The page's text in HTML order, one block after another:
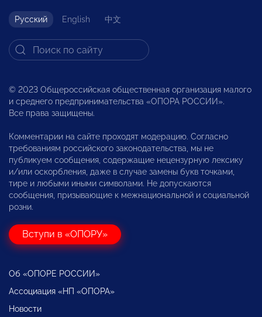
Русский English 中文
© 2023 Общероссийская общественная организация малого
и среднего предпринимательства «ОПОРА РОССИИ».
Все права защищены.
Комментарии на сайте проходят модерацию. Согласно
требованиям российского законодательства, мы не
публикуем сообщения, содержащие нецензурную лексику
и/или оскорбления, даже в случае замены букв точками,
тире и любыми иными символами. Не допускаются
сообщения, призывающие к межнациональной и социальной
розни.
Вступи в «ОПОРУ»
Об «ОПОРЕ РОССИИ»
Ассоциация «НП «ОПОРА»
Новости